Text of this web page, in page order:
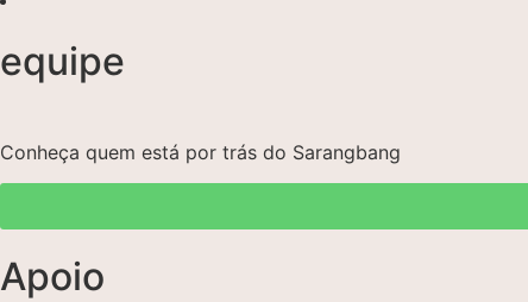
equipe
Conheça quem está por trás do Sarangbang
Apoio